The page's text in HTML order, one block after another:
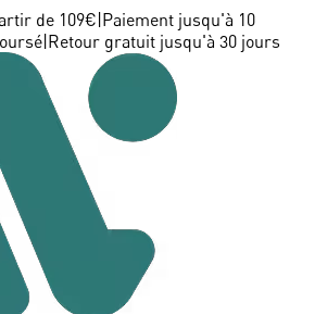
de 109€ Paiement jusqu'à 10
Retour gratuit jusqu'à 30 jours